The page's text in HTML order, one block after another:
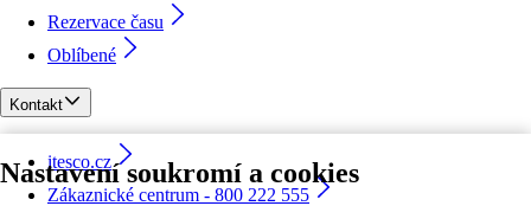
Nastavení soukromí a cookies
Rezervace času
Oblíbené
Kontakt
itesco.cz
Zákaznické centrum - 800 222 555